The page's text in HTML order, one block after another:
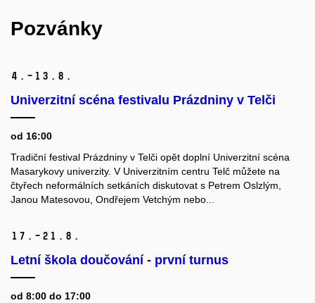
Pozvánky
4.–13. 8.
Univerzitní scéna festivalu Prázdniny v Telči
od 16:00
Tradiční festival Prázdniny v Telči opět doplní Univerzitní scéna
Masarykovy univerzity. V Univerzitním centru Telč můžete na
čtyřech neformálních setkáních diskutovat s Petrem Oslzlým,
Janou Matesovou, Ondřejem Vetchým nebo...
17.–21. 8.
Letní škola doučování - první turnus
od 8:00 do 17:00